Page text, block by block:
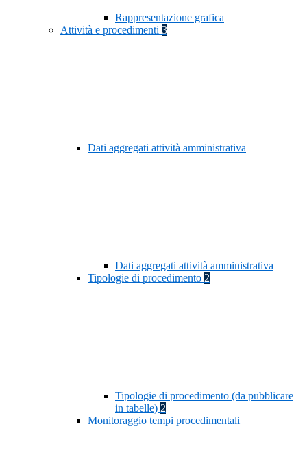
Rappresentazione grafica
Attività e procedimenti 3
Dati aggregati attività amministrativa
Dati aggregati attività amministrativa
Tipologie di procedimento 2
Tipologie di procedimento (da pubblicare
in tabelle) 2
Monitoraggio tempi procedimentali